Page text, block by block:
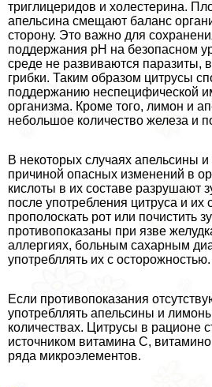
триглицеридов и холестерина.
апельсина смещают баланс
сторону. Это важно для
поддержания pH на безопасном
среде не развиваются паразиты,
грибки. Таким образом цитрусы
поддержанию неспецифической
организма. Кроме того, лимон и
небольшое количество железа и
В некоторых случаях апельсины
причиной опасных изменений в
кислоты в их составе разрушают
после употрeбления цитруса и их
прополоскать рот или почистить
противопоказаны при язве
аллергиях, больным сахарным
употрeбллять их с осторожностью.
Если противопоказания
употрeбллять апельсины и
количествах. Цитрусы в рационе
источником витамина С,
ряда микроэлементов.